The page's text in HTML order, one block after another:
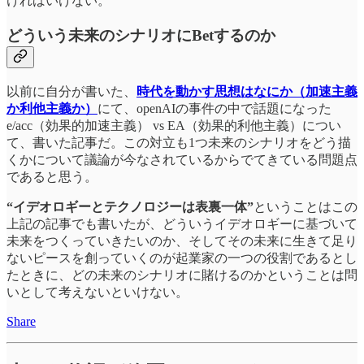
どういう未来のシナリオにBetするのか
以前に自分が書いた、
時代を動かす思想はなにか（加速主義
か利他主義か） にて、openAIの事件の中で話題になった
e/acc（効果的加速主義） vs EA（効果的利他主義）につい
て、書いた記事だ。この対立も1つ未来のシナリオをどう描
くかについて議論が今なされているからでてきている問題点
であると思う。
“イデオロギーとテクノロジーは表裏一体”ということはこの
上記の記事でも書いたが、どういうイデオロギーに基づいて
未来をつくっていきたいのか、そしてその未来に生きて足り
ないピースを創っていくのが起業家の一つの役割であるとし
たときに、どの未来のシナリオに賭けるのかということは問
いとして考えないといけない。
Share